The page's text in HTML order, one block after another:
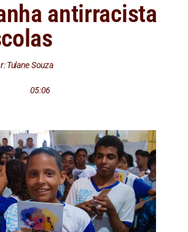
antirracista
Tulane Souza
05:06